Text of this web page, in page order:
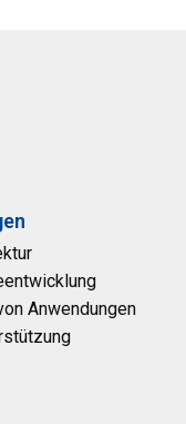
Anwendungen